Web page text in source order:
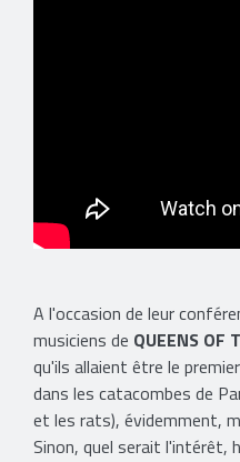
A l'occasion de leur
musiciens de QUEENS OF
qu'ils allaient être le
dans les catacombes de
et les rats), évidemment,
Sinon, quel serait l'intérêt,